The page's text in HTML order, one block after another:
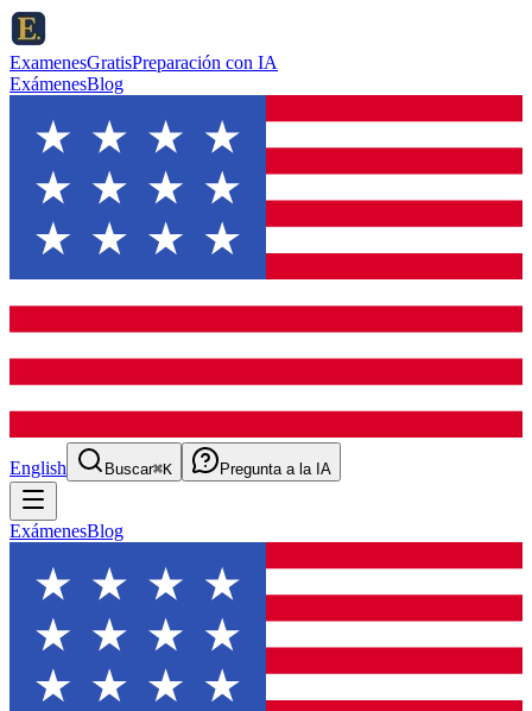
ExamenesGratisPreparación con IA
ExámenesBlog
English Buscar⌘K Pregunta a la IA
ExámenesBlog